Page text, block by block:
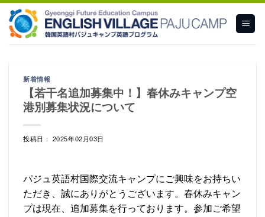
content
新着情報
【若干名追加募集中！】春休みキャンプ空
港別募集状況について
投稿日： 2025年02月03日
パジュ英語村国際交流キャンプにご興味をお持ちい
ただき、誠にありがとうございます。春休みキャン
プは現在、追加募集を行っております。参加ご希望